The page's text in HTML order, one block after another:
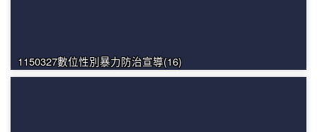
1150327數位性別暴力防治宣導(16)